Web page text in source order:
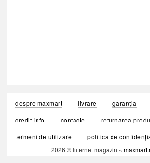
despre maxmart livrare garanția
credit-info
contacte
returnarea
termeni de utilizare
politica de
2026 © Internet magazin «